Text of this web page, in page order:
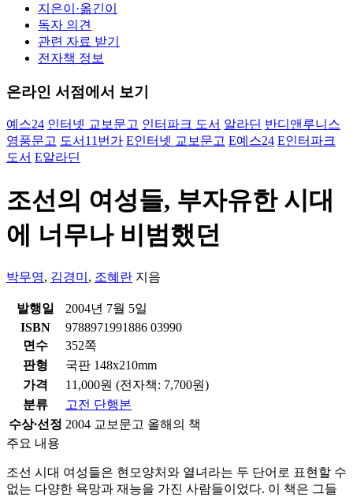
지은이·옮긴이
독자 의견
관련 자료 받기
전자책 정보
온라인 서점에서 보기
예스24 인터넷 교보문고 인터파크 도서 알라딘 반디앤루니스
영풍문고 도서11번가 E인터넷 교보문고 E예스24 E인터파크
도서 E알라딘
조선의 여성들, 부자유한 시대
에 너무나 비범했던
박무영, 김경미 , 조혜란 지음
발행일
2004년 7월 5일
ISBN
9788971991886 03990
면수
352쪽
판형
국판 148x210mm
가격
11,000원 (전자책: 7,700원)
분류
고전 단행본
수상∙선정 2004 교보문고 올해의 책
주요 내용
조선 시대 여성들은 현모양처와 열녀라는 두 단어로 표현할 수
없는 다양한 욕망과 재능을 가진 사람들이었다. 이 책은 그들